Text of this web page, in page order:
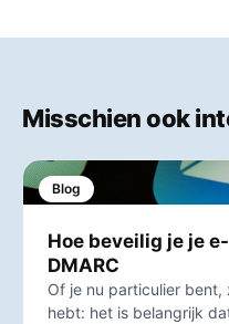
Misschien ook
Blog
Hoe beveilig je je
DMARC
Of je nu particulier bent,
hebt: het is belangrijk